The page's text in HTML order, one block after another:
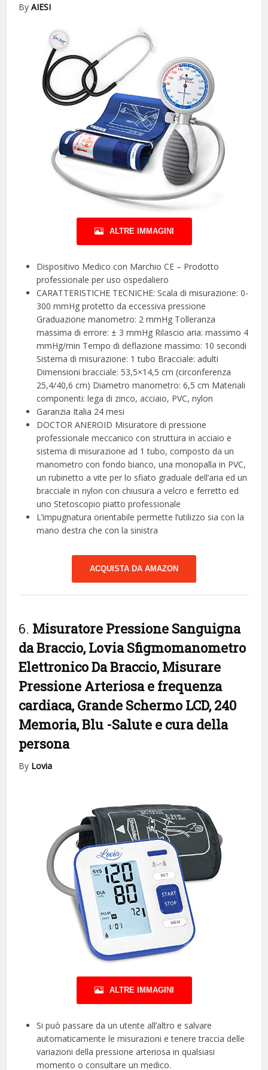
ByAIESI
ALTRE IMMAGINI
Dispositivo Medico con Marchio CE – Prodotto
professionale per uso ospedaliero
CARATTERISTICHE TECNICHE: Scala di misurazione: 0-
300 mmHg protetto da eccessiva pressione
Graduazione manometro: 2 mmHg Tolleranza
massima di errore: ± 3 mmHg Rilascio aria: massimo 4
mmHg/min Tempo di deflazione massimo: 10 secondi
Sistema di misurazione: 1 tubo Bracciale: adulti
Dimensioni bracciale: 53,5×14,5 cm (circonferenza
25,4/40,6 cm) Diametro manometro: 6,5 cm Materiali
componenti: lega di zinco, acciaio, PVC, nylon
Garanzia Italia 24 mesi
DOCTOR ANEROID Misuratore di pressione
professionale meccanico con struttura in acciaio e
sistema di misurazione ad 1 tubo, composto da un
manometro con fondo bianco, una monopalla in PVC,
un rubinetto a vite per lo sfiato graduale dell’aria ed un
bracciale in nylon con chiusura a velcro e ferretto ed
uno Stetoscopio piatto professionale
L’impugnatura orientabile permette l’utilizzo sia con la
mano destra che con la sinistra
ACQUISTA DA AMAZON
6. Misuratore Pressione Sanguigna
da Braccio, Lovia Sfigmomanometro
Elettronico Da Braccio, Misurare
Pressione Arteriosa e frequenza
cardiaca, Grande Schermo LCD, 240
Memoria, Blu -Salute e cura della
persona
By Lovia
ALTRE IMMAGINI
Si può passare da un utente all’altro e salvare
automaticamente le misurazioni e tenere traccia delle
variazioni della pressione arteriosa in qualsiasi
momento o consultare un medico.